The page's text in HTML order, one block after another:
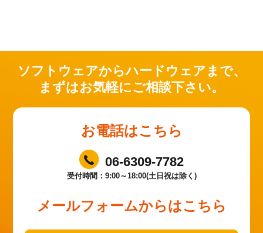
ソフトウェアからハードウェアまで、
まずはお気軽にご相談下さい。
お電話はこちら
06-6309-7782
受付時間：9:00～18:00(土日祝は除く)
メールフォームからはこちら